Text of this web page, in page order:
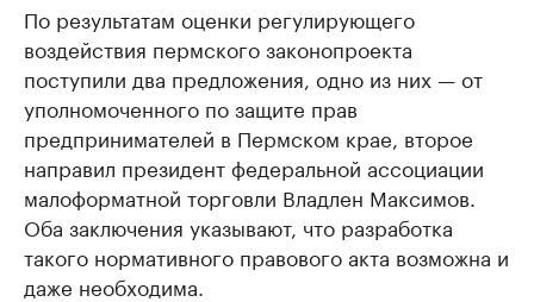
По результатам оценки регулирующего
воздействия пермского законопроекта
поступили два предложения, одно из них — от
уполномоченного по защите прав
предпринимателей в Пермском крае, второе
направил президент федеральной ассоциации
малоформатной торговли Владлен Максимов.
Оба заключения указывают, что разработка
такого нормативного правового акта возможна и
даже необходима.